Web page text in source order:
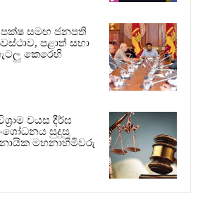
පක්ෂ සමඟ ජනපති
පළාත් සභා
කෙරෙහි
වයස දීර්ඝ
සුදුසු
මහනාහිමිවරු